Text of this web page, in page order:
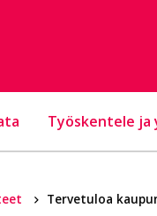
Työskentele ja
Tervetuloa